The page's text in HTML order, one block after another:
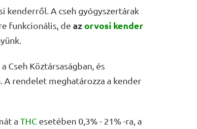
kenderről. A cseh gyógyszertárak
funkcionális, de azorvosi kender
Cseh Köztársaságban, és
A rendelet meghatározza a kender
a THC esetében 0,3% - 21% -ra, a